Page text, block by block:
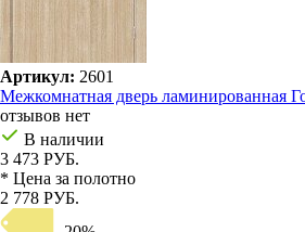
Артикул: 2601
Межкомнатная дверь ламинированная
отзывов нет
В наличии
3 473 РУБ.
* Цена за полотно
2 778 РУБ.